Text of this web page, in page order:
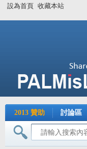
設為首頁 收藏本站
2013 贊助 討論區